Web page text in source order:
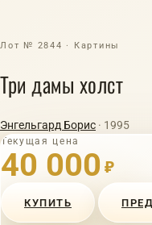
Лот № 2844 · Картины
Три дамы холст
Энгельгард Борис · 1995
Текущая цена
40 000 ₽
КУПИТЬ